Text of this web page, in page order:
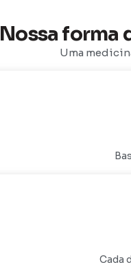
Nossa forma
Uma
Cada